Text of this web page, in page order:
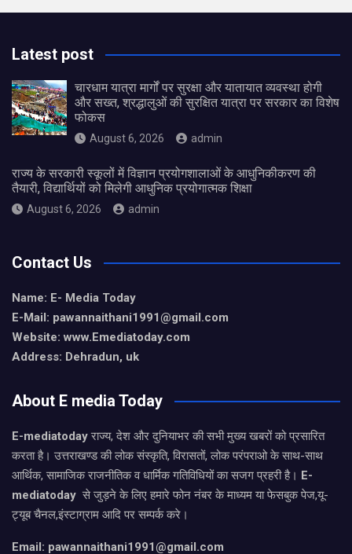
Latest post
चारधाम यात्रा मार्गों पर सुरक्षा और यातायात व्यवस्था होगी
और सख्त, श्रद्धालुओं की सुरक्षित यात्रा पर सरकार का विशेष
फोकस
August 6, 2026 admin
राज्य के सरकारी स्कूलों में विज्ञान प्रयोगशालाओं के आधुनिकीकरण की
तैयारी, विद्यार्थियों को मिलेगी आधुनिक प्रयोगात्मक शिक्षा
August 6, 2026 admin
Contact Us
Name: E- Media Today
E-Mail: pawannaithani1991@gmail.com
Website: www.Emediatoday.com
Address: Dehradun, uk
About E media Today
E-mediatodayराज्य, देश और दुनियाभर की सभी मुख्य खबरों को प्रसारित
करता है। उत्तराखण्ड की लोक संस्कृति, विरासतों, लोक परंपराओ के साथ-साथ
आर्थिक, सामाजिक राजनीतिक व धार्मिक गतिविधियों का सजग प्रहरी है। E-
mediatoday से जुड़ने के लिए हमारे फोन नंबर के माध्यम या फेसबुक पेज,यू-
ट्यूब चैनल,इंस्टाग्राम आदि पर सम्पर्क करे।
Email: pawannaithani1991@gmail.com